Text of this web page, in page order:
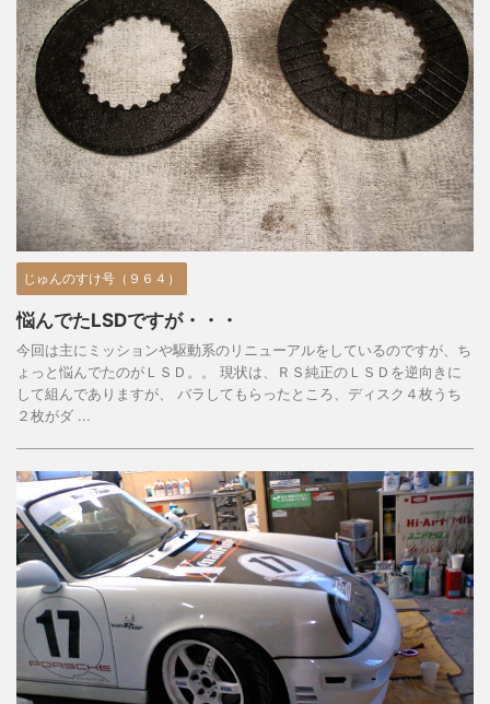
じゅんのすけ号（９６４）
悩んでたLSDですが・・・
今回は主にミッションや駆動系のリニューアルをしているのですが、ち
ょっと悩んでたのがＬＳＤ。。 現状は、ＲＳ純正のＬＳＤを逆向きに
して組んでありますが、 バラしてもらったところ、ディスク４枚うち
２枚がダ ...